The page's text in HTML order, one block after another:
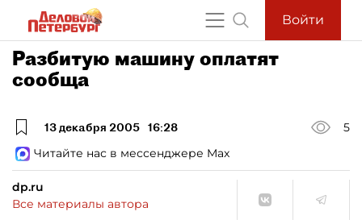
Войти
Разбитую машину оплатят
сообща
13 декабря 2005 16:28
5
Читайте нас в мессенджере Max
dp.ru
Все материалы автора